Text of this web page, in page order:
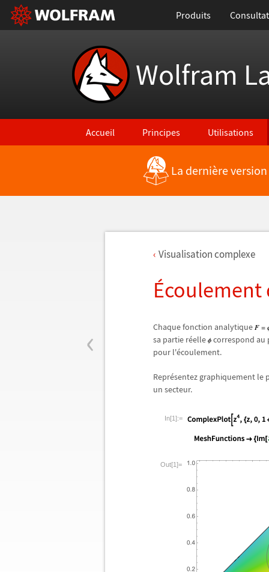
Produits
Wolfram
Accueil Principes Utilisations
La dernière
‹
Visualisation complexe
Écoulement
Chaque fonction analytique
sa partie réelle
correspond au
pour l'écoulement.
Représentez graphiquement le
un secteur.
In[1]:=
Out[1]=